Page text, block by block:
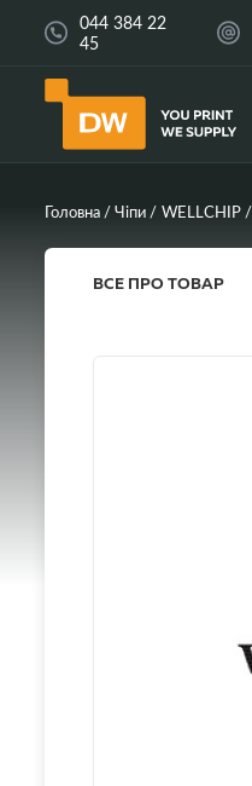
044 384 22
45
Головна Чіпи WELLCHIP
ВСЕ ПРО ТОВАР